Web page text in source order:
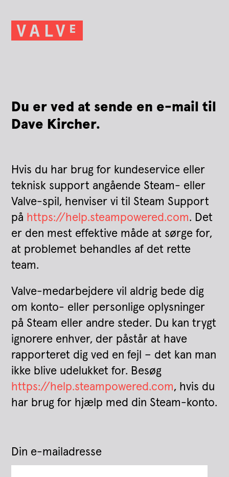
Du er ved at sende en e-mail til
Dave Kircher.
Hvis du har brug for kundeservice eller
teknisk support angående Steam- eller
Valve-spil, henviser vi til Steam Support
på https://help.steampowered.com. Det
er den mest effektive måde at sørge for,
at problemet behandles af det rette
team.
Valve-medarbejdere vil aldrig bede dig
om konto- eller personlige oplysninger
på Steam eller andre steder. Du kan trygt
ignorere enhver, der påstår at have
rapporteret dig ved en fejl – det kan man
ikke blive udelukket for. Besøg
https://help.steampowered.com, hvis du
har brug for hjælp med din Steam-konto.
Din e-mailadresse